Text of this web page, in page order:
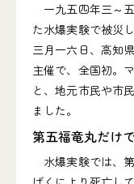
一九五四年三～
た水爆実験で被災
三月一六日、高知
主催で、全国初。
と、地元市民や市
ました。
第五福竜丸だけ
水爆実験では、